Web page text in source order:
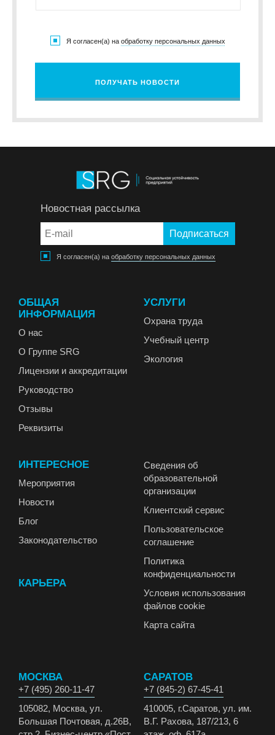
Я согласен(а) на обработку персональных данных
ПОЛУЧАТЬ НОВОСТИ
Новостная рассылка
Я согласен(а) на обработку персональных данных
ОБЩАЯ
ИНФОРМАЦИЯ
О нас
О Группе SRG
Лицензии и аккредитации
Руководство
Отзывы
Реквизиты
УСЛУГИ
Охрана труда
Учебный центр
Экология
ИНТЕРЕСНОЕ
Мероприятия
Новости
Блог
Законодательство
КАРЬЕРА
Сведения об
образовательной
организации
Клиентский сервис
Пользовательское
соглашение
Политика
конфиденциальности
Условия использования
файлов cookie
Карта сайта
МОСКВА
+7 (495) 260-11-47
105082, Москва, ул.
Большая Почтовая, д.26В,
САРАТОВ
+7 (845-2) 67-45-41
410005, г.Саратов, ул. им.
В.Г. Рахова, 187/213, 6